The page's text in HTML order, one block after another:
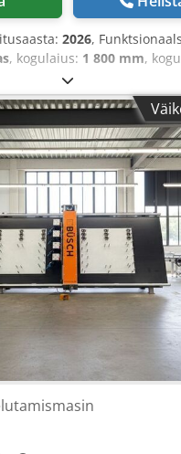
2026,
, kogulaius: 1 800 mm,
8 000 mm